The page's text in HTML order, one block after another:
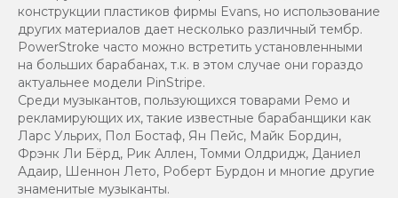
конструкции пластиков фирмы Evans, но использование
других материалов дает несколько различный тембр.
PowerStroke часто можно встретить установленными
на больших барабанах, т.к. в этом случае они гораздо
актуальнее модели PinStripe.
Среди музыкантов, пользующихся товарами Ремо и
рекламирующих их, такие известные барабанщики как
Ларс Ульрих, Пол Бостаф, Ян Пейс, Майк Бордин,
Фрэнк Ли Бёрд, Рик Аллен, Томми Олдридж, Даниел
Адаир, Шеннон Лето, Роберт Бурдон и многие другие
знаменитые музыканты.